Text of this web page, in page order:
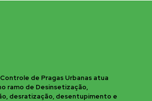
de Pragas Urbanas atua
ramo de Desinsetização,
desratização, desentupimento e